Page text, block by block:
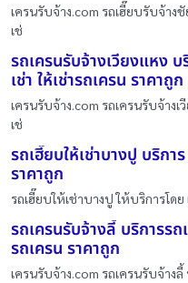
เครนรับจ้าง.com รถเฮี๊ยบรับจ้าง
เช่
รถเครนรับจ้างเวียงแหง บ
เช่า ให้เช่ารถเครน ราคาถูก
เครนรับจ้าง.com รถเครนรับจ้าง
เช่
รถเฮี๊ยบให้เช่าบางปู บริกา
ราคาถูก
รถเฮี๊ยบให้เช่าบางปู ให้บริการโด
รถเครนรับจ้างลี้ บริการรถ
รถเครน ราคาถูก
เครนรับจ้าง.com รถเครนรับจ้าง